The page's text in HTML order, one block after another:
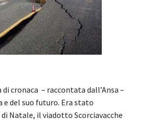
cronaca – raccontata dall’Ansa –
e del suo futuro. Era stato
Natale, il viadotto Scorciavacche